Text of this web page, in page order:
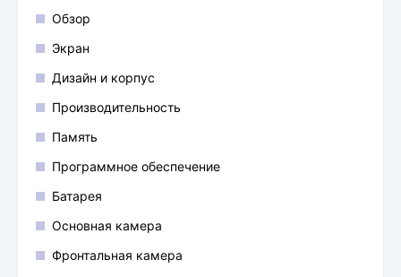
Обзор
Экран
Дизайн и корпус
Производительность
Память
Программное обеспечение
Батарея
Основная камера
Фронтальная камера